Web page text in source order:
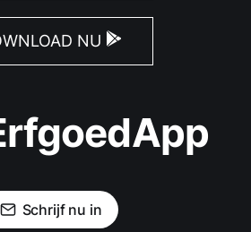
NU
Schrijf nu in